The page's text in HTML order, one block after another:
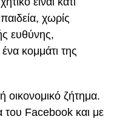
χωρίς
ευθύνης,
κομμάτι της
ζήτημα.
του Facebook και με